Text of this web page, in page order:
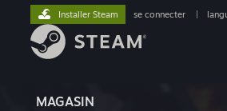
MAGASIN
Installer Steam se connecter